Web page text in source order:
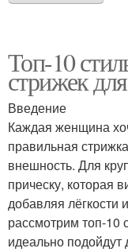
Топ-10
стрижек
Введение
Каждая женщина
правильная
внешность. Для
прическу, которая
добавляя лёгкости
рассмотрим топ-10
идеально